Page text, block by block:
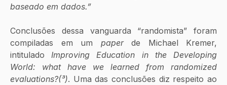
baseado em dados.”
Conclusões dessa vanguarda “randomista” foram
compiladas em um paper de Michael Kremer,
intitulado Improving Education in the Developing
World: what have we learned from randomized
evaluations?(³). Uma das conclusões diz respeito ao